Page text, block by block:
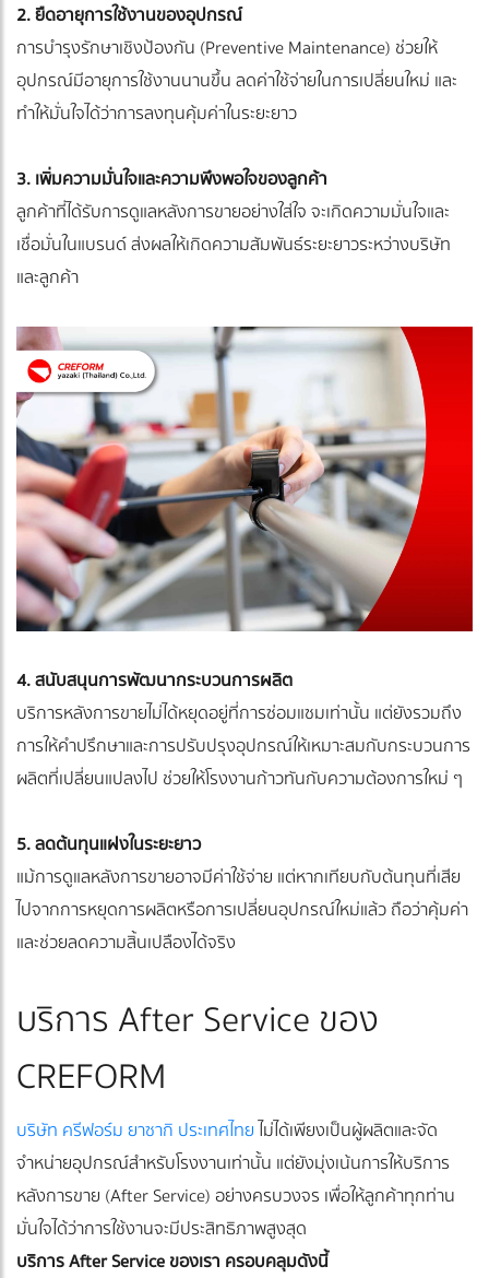
2. ยืดอายุการใช้งานของอุปกรณ์
การบำรุงรักษาเชิงป้องกัน (Preventive Maintenance) ช่วยให้
อุปกรณ์มีอายุการใช้งานนานขึ้น ลดค่าใช้จ่ายในการเปลี่ยนใหม่ และ
ทำให้มั่นใจได้ว่าการลงทุนคุ้มค่าในระยะยาว
3. เพิ่มความมั่นใจและความพึงพอใจของลูกค้า
ลูกค้าที่ได้รับการดูแลหลังการขายอย่างใส่ใจ จะเกิดความมั่นใจและ
เชื่อมั่นในแบรนด์ ส่งผลให้เกิดความสัมพันธ์ระยะยาวระหว่างบริษัท
และลูกค้า
4. สนับสนุนการพัฒนากระบวนการผลิต
บริการหลังการขายไม่ได้หยุดอยู่ที่การซ่อมแซมเท่านั้น แต่ยังรวมถึง
การให้คำปรึกษาและการปรับปรุงอุปกรณ์ให้เหมาะสมกับกระบวนการ
ผลิตที่เปลี่ยนแปลงไป ช่วยให้โรงงานก้าวทันกับความต้องการใหม่ ๆ
5. ลดต้นทุนแฝงในระยะยาว
แม้การดูแลหลังการขายอาจมีค่าใช้จ่าย แต่หากเทียบกับต้นทุนที่เสีย
ไปจากการหยุดการผลิตหรือการเปลี่ยนอุปกรณ์ใหม่แล้ว ถือว่าคุ้มค่า
และช่วยลดความสิ้นเปลืองได้จริง
บริการ After Service ของ
CREFORM
บริษัท ครีฟอร์ม ยาซากิ ประเทศไทยไม่ได้เพียงเป็นผู้ผลิตและจัด
จำหน่ายอุปกรณ์สำหรับโรงงานเท่านั้น แต่ยังมุ่งเน้นการให้บริการ
หลังการขาย (After Service) อย่างครบวงจร เพื่อให้ลูกค้าทุกท่าน
มั่นใจได้ว่าการใช้งานจะมีประสิทธิภาพสูงสุด
บริการ After Service ของเรา ครอบคลุมดังนี้